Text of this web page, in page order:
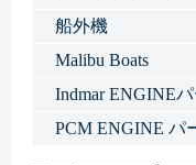
船外機
Malibu Boats
Indmar ENGINE
PCM ENGINE パ